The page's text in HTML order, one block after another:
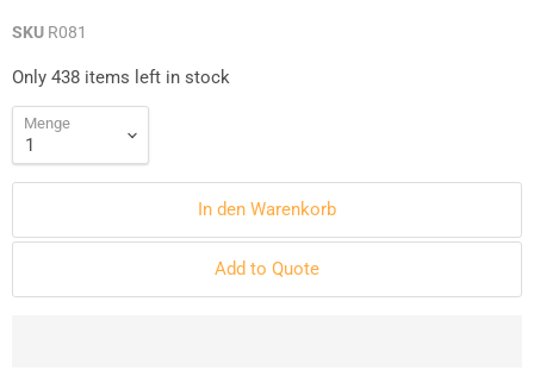
SKU R081
Only 438 items left in stock
Menge
In den Warenkorb
Add to Quote